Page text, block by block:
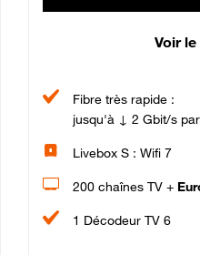
Voir
Fibre très rapide :
jusqu'à ↓ 2 Gbit/s
Livebox S : Wifi 7
200 chaînes TV +
1 Décodeur TV 6